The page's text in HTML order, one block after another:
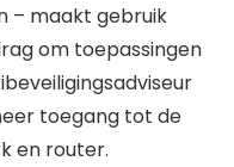
– maakt gebruik
om toepassingen
toegang tot de
en router.